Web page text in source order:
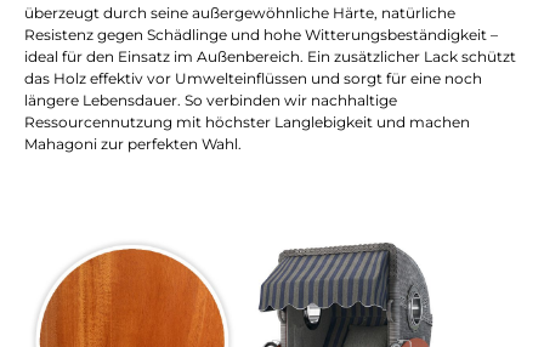
überzeugt durch seine außergewöhnliche Härte, natürliche
Resistenz gegen Schädlinge und hohe Witterungsbeständigkeit –
ideal für den Einsatz im Außenbereich. Ein zusätzlicher Lack schützt
das Holz effektiv vor Umwelteinflüssen und sorgt für eine noch
längere Lebensdauer. So verbinden wir nachhaltige
Ressourcennutzung mit höchster Langlebigkeit und machen
Mahagoni zur perfekten Wahl.